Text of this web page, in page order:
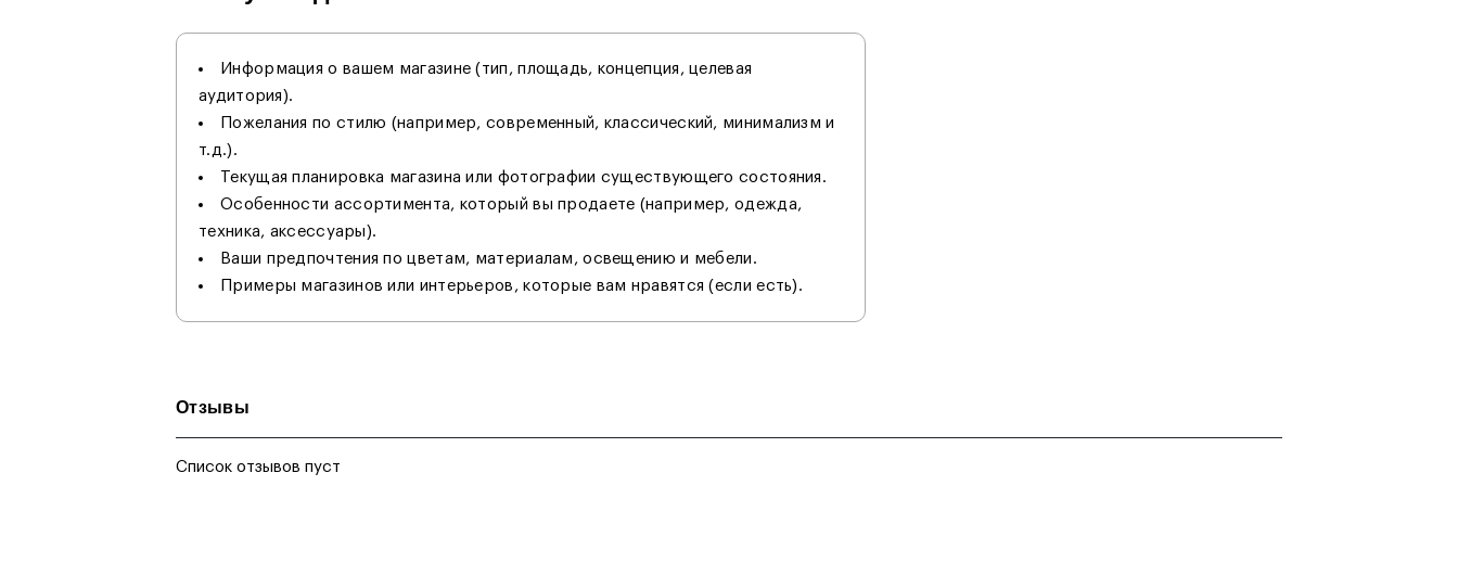
Информация о вашем магазине (тип, площадь, концепция, целевая
аудитория).
Пожелания по стилю (например, современный, классический, минимализм и
т.д.).
Текущая планировка магазина или фотографии существующего состояния.
Особенности ассортимента, который вы продаете (например, одежда,
техника, аксессуары).
Ваши предпочтения по цветам, материалам, освещению и мебели.
Примеры магазинов или интерьеров, которые вам нравятся (если есть).
Отзывы
Список отзывов пуст